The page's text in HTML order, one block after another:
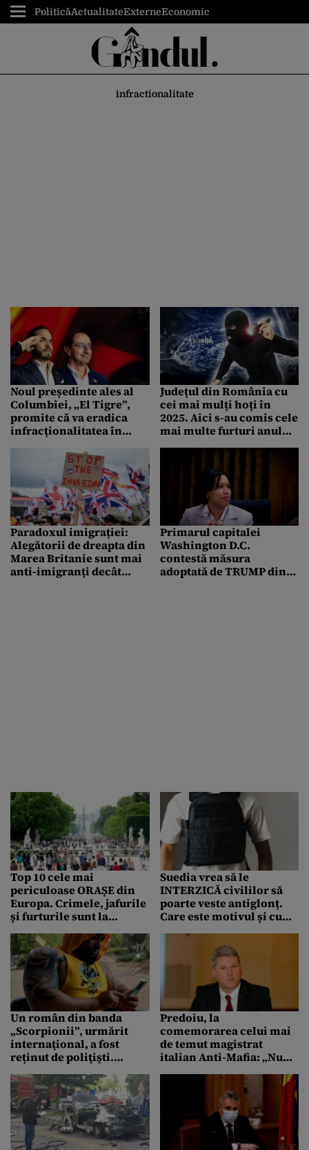
PoliticăActualitateExterneEconomic
infractionalitate
Noul președinte ales al
Columbiei, „El Tigre”,
promite că va eradica
infracționalitatea în
Bukele în El Salvador
Județul din România cu
cei mai mulți hoți în
2025. Aici s-au comis cele
mai multe furturi anul
Paradoxul imigrației:
Alegătorii de dreapta din
Marea Britanie sunt mai
anti-imigranți decât
Primarul capitalei
Washington D.C.
contestă măsura
adoptată de TRUMP din
Top 10 cele mai
periculoase ORAȘE din
Europa. Crimele, jafurile
și furturile sunt la
află Capitala României
Suedia vrea să le
INTERZICĂ civililor să
poarte veste antiglonț.
Care este motivul și cum
Un român din banda
„Scorpionii”, urmărit
internaţional, a fost
reținut de poliţişti.
escrocheria prin care
făcea mii de euro pe zi
Predoiu, la
comemorarea celui mai
de temut magistrat
italian Anti-Mafia: „Nu
prea mult ce este de făcut
pentru a combate
criminalitatea, e de ajuns
să urmăm exemplul lui